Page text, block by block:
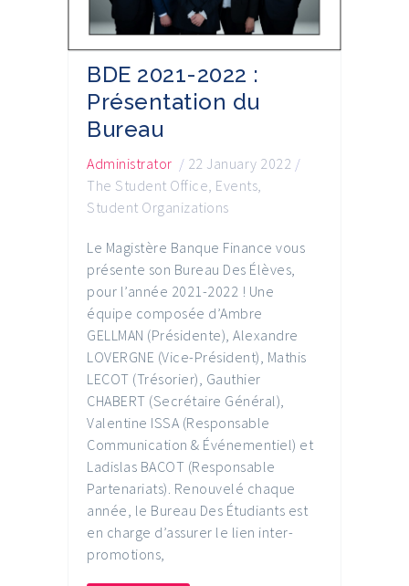
BDE 2021-2022 :
Présentation du
Bureau
Administrator / 22 January 2022 /
The Student Office, Events,
Student Organizations
Le Magistère Banque Finance vous
présente son Bureau Des Élèves,
pour l’année 2021-2022 ! Une
équipe composée d’Ambre
GELLMAN (Présidente), Alexandre
LOVERGNE (Vice-Président), Mathis
LECOT (Trésorier), Gauthier
CHABERT (Secrétaire Général),
Valentine ISSA (Responsable
Communication & Événementiel) et
Ladislas BACOT (Responsable
Partenariats). Renouvelé chaque
année, le Bureau Des Étudiants est
en charge d’assurer le lien inter-
promotions,